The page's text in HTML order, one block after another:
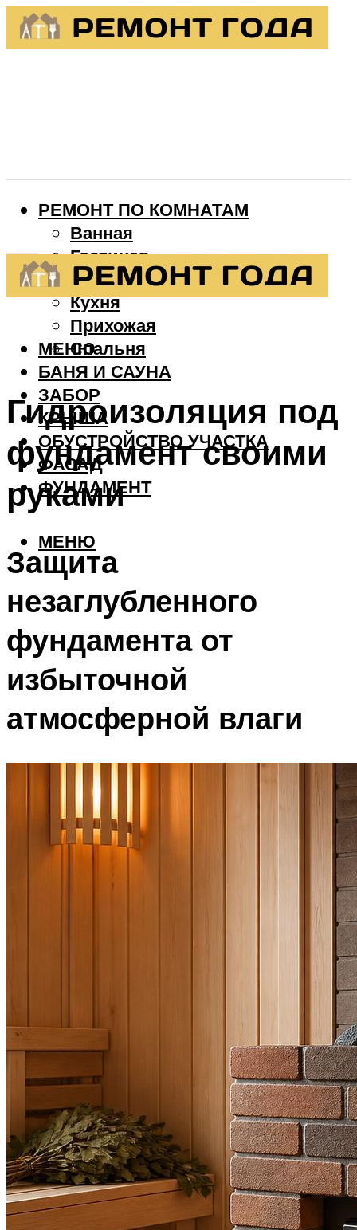
РЕМОНТ ПО КОМНАТАМ
Ванная
Гостиная
Детская
Кухня
Прихожая
Спальня
БАНЯ И САУНА
ЗАБОР
КРЫША
ОБУСТРОЙСТВО УЧАСТКА
ФАСАД
ФУНДАМЕНТ
МЕНЮ
МЕНЮ
Гидроизоляция под
фундамент своими
руками
Защита
незаглубленного
фундамента от
избыточной
атмосферной влаги